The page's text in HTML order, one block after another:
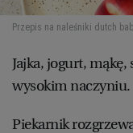
Przepis na naleśniki dutch
Jajka, jogurt,
wysokim naczyniu.
Piekarnik